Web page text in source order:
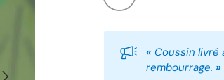
SUIVANT
Blanc
« Coussin livré
rembourrage. »